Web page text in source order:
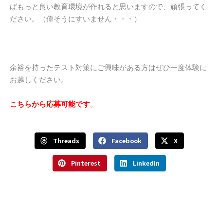
ばもっと良い教育環境が作れると思いますので、頑張ってく
ださい。（偉そうにすいません・・・）
余裕を持ったテスト対策にご興味がある方はぜひ一度体験に
お越しください。
こちらから応募可能です。
Threads Facebook X
Pinterest LinkedIn